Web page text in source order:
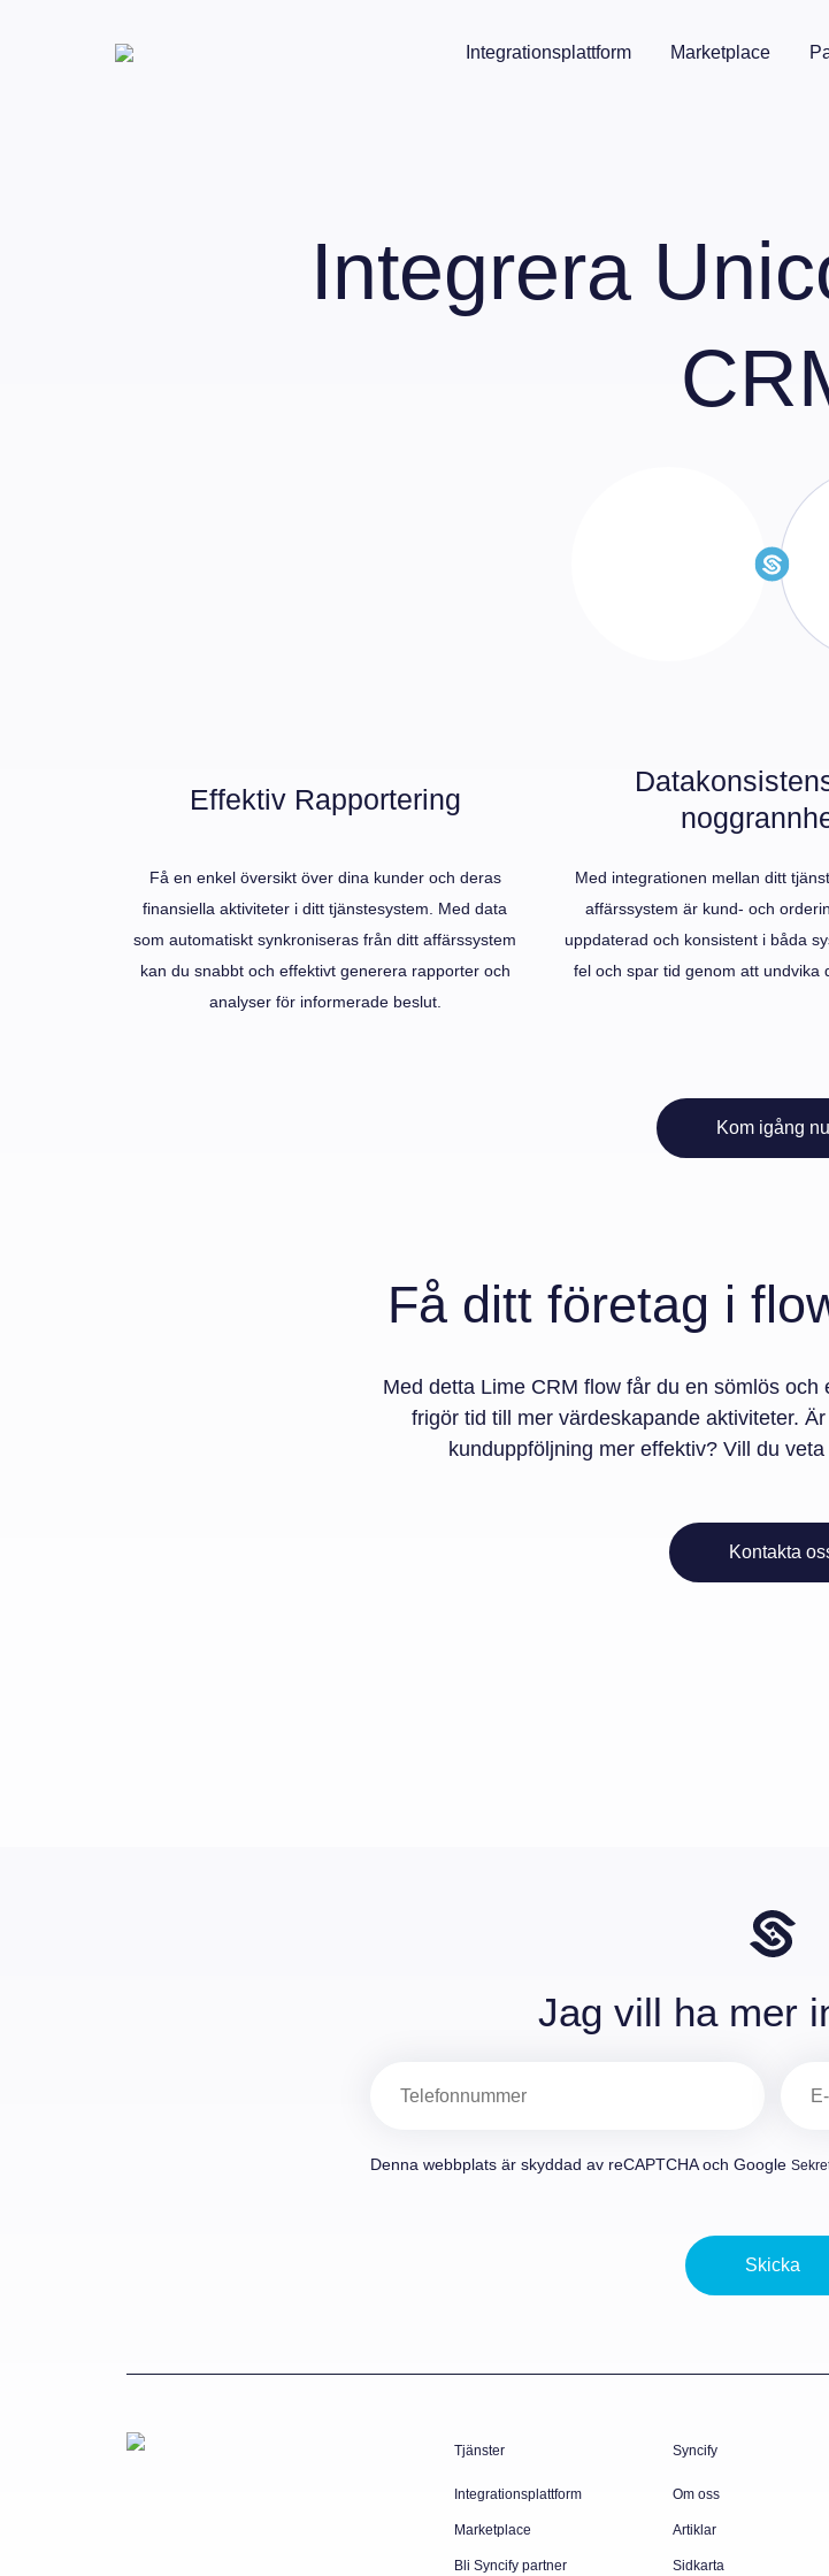
Integrationsplattform Marketplace
Integrera
Effektiv Rapportering
Få en enkel översikt över dina kunder och deras
finansiella aktiviteter i ditt tjänstesystem. Med data
som automatiskt synkroniseras från ditt affärssystem
kan du snabbt och effektivt generera rapporter och
analyser för informerade beslut.
Med integrationen mellan ditt
affärssystem är kund- och
uppdaterad och konsistent i båda
fel och spar tid genom att undvika
Kom igång nu
Få ditt företag i
Med detta Lime CRM flow får du en sömlös
frigör tid till mer värdeskapande aktiviteter.
kunduppföljning mer effektiv? Vill du
Kontakta
Jag vill ha mer
post
Denna webbplats är skyddad av reCAPTCHA och Google
Skicka
Tjänster
Integrationsplattform
Marketplace
Bli Syncify partner
Syncify
Om oss
Artiklar
Sidkarta